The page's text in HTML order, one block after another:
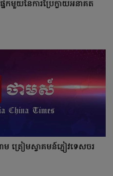
កមួយនៃការប្រែក្លាយអនាគត
ត្រៀមស្វាគមន៍ភ្ញៀវទេសចរ